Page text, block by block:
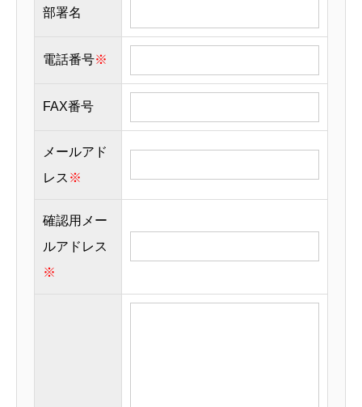
部署名
電話番号※
FAX番号
メールアド
レス ※
確認用メー
ルアドレス
※